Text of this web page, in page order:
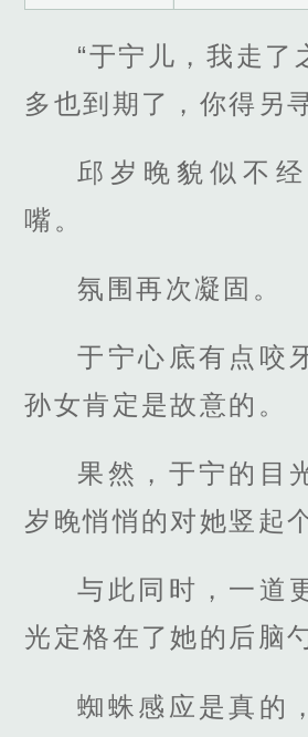
“于宁儿，我走了
多也到期了，你得另
邱岁晚貌似不
嘴。
氛围再次凝固。
于宁心底有点咬
孙女肯定是故意的。
果然，于宁的目
岁晚悄悄的对她竖起
与此同时，一道
光定格在了她的后脑
蜘蛛感应是真的